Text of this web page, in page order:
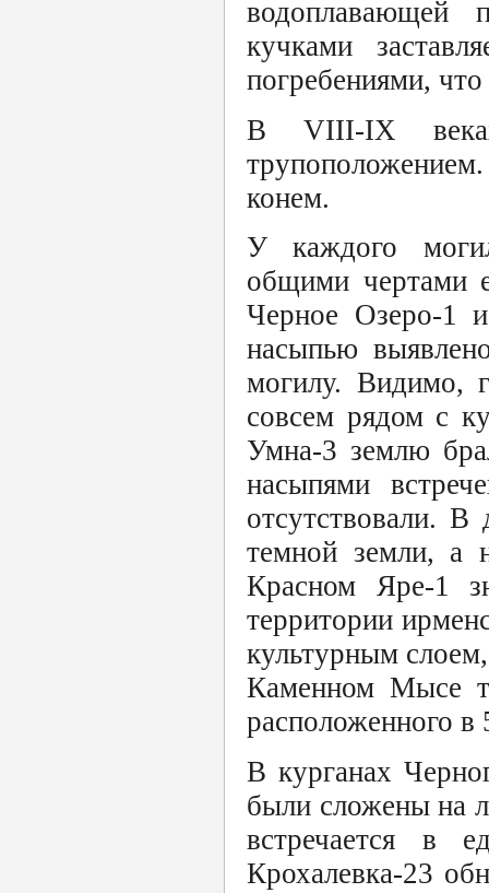
водоплавающей
кучками
погребениями,
В VIII-IX
конем.
У каждого
общими чертами
Черное Озеро-1
насыпью
могилу. Видимо,
совсем рядом с
Умна-3 землю
насыпями
отсутствовали.
темной земли, а
Красном Яре-1
территории
культурным
Каменном Мысе
расположенного в
В курганах
были сложены на
встречается в
Крохалевка-23